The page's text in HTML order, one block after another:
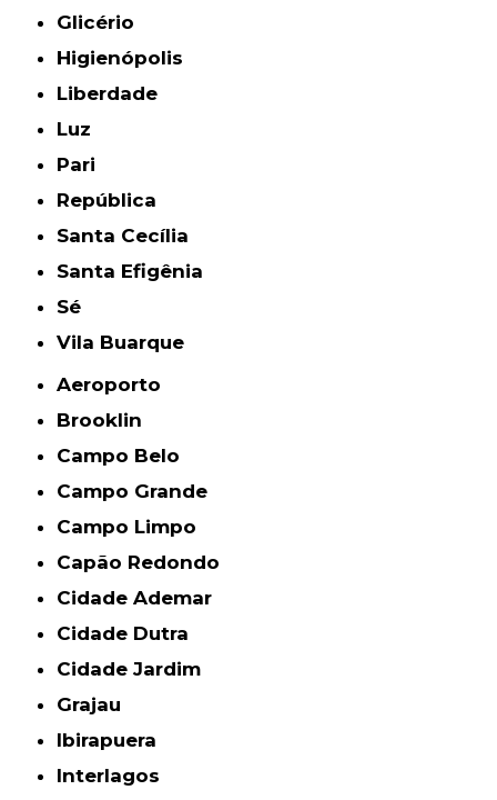
Glicério
Higienópolis
Liberdade
Luz
Pari
República
Santa Cecília
Santa Efigênia
Sé
Vila Buarque
Aeroporto
Brooklin
Campo Belo
Campo Grande
Campo Limpo
Capão Redondo
Cidade Ademar
Cidade Dutra
Cidade Jardim
Grajau
Ibirapuera
Interlagos